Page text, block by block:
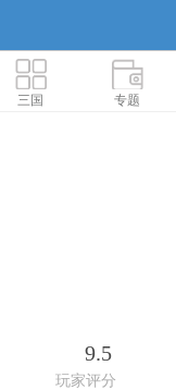
三国 专题
9.5
玩家评分